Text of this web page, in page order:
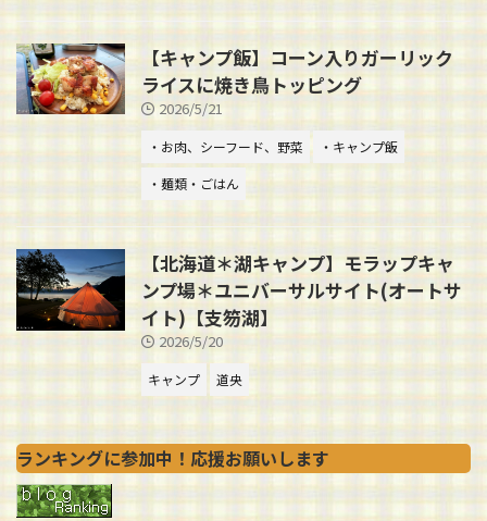
【キャンプ飯】コーン入りガーリック
ライスに焼き鳥トッピング
2026/5/21
・お肉、シーフード、野菜
・キャンプ飯
・麺類・ごはん
【北海道＊湖キャンプ】モラップキャ
ンプ場＊ユニバーサルサイト(オートサ
イト)【支笏湖】
2026/5/20
キャンプ 道央
ランキングに参加中！応援お願いします